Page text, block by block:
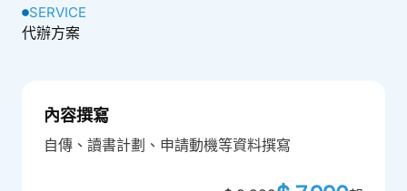
SERVICE
代辦方案
內容撰寫
自傳、讀書計劃、申請動機等資料撰寫